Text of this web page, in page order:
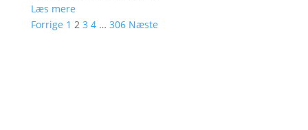
Læs mere
Forrige 1 2 3 4 … 306 Næste